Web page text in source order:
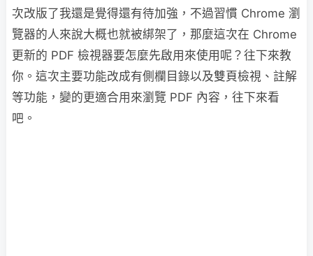
次改版了我還是覺得還有待加強，不過習慣 Chrome 瀏
覽器的人來說大概也就被綁架了，那麼這次在 Chrome
更新的 PDF 檢視器要怎麼先啟用來使用呢？往下來教
你。這次主要功能改成有側欄目錄以及雙頁檢視、註解
等功能，變的更適合用來瀏覽 PDF 內容，往下來看
吧。